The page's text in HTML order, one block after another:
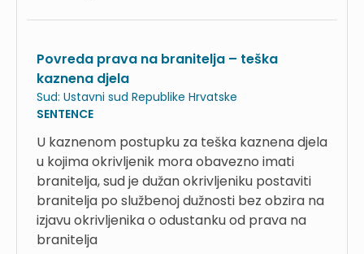
Povreda prava na branitelja – teška
kaznena djela
Sud: Ustavni sud Republike Hrvatske
SENTENCE
U kaznenom postupku za teška kaznena djela
u kojima okrivljenik mora obavezno imati
branitelja, sud je dužan okrivljeniku postaviti
branitelja po službenoj dužnosti bez obzira na
izjavu okrivljenika o odustanku od prava na
branitelja